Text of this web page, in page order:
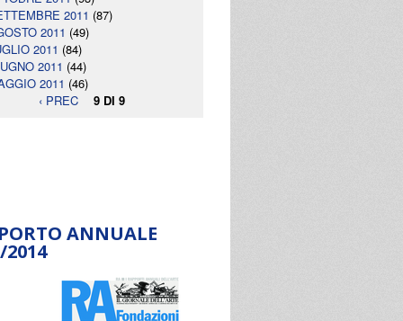
2011 (87)
2011 (49)
2011 (84)
2011 (44)
2011 (46)
‹ PREC
9 DI 9
ANNUALE
2014